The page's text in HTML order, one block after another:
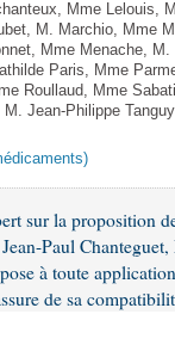
Mme Lelouis,
M. Marchio, Mme
Mme Menache,
Paris, Mme
Roullaud, Mme
Jean-Philippe
sur la proposition
Paul
à toute
de sa